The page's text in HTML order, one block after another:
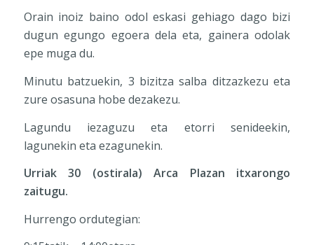
Orain inoiz baino odol eskasi gehiago dago bizi
dugun egungo egoera dela eta, gainera odolak
epe muga du.
Minutu batzuekin, 3 bizitza salba ditzazkezu eta
zure osasuna hobe dezakezu.
Lagundu iezaguzu eta etorri senideekin,
lagunekin eta ezagunekin.
Urriak 30 (ostirala) Arca Plazan itxarongo
zaitugu.
Hurrengo ordutegian: